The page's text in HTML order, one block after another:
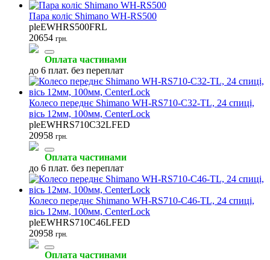
(8)
Інструмент для шатунів
(7)
Замки та піни ланцюгів
(4)
Запчастини до педалей
(4)
Конусні ключі
Пара коліс Shimano WH-RS500
pleEWHRS500FRL
20654 грн.
Оплата частинами
до 6 плат. без переплат
Колесо переднє Shimano WH-RS710-C32-TL, 24 спиці,
вісь 12мм, 100мм, CenterLock
pleEWHRS710C32LFED
20958 грн.
Оплата частинами
до 6 плат. без переплат
Колесо переднє Shimano WH-RS710-C46-TL, 24 спиці,
вісь 12мм, 100мм, CenterLock
pleEWHRS710C46LFED
20958 грн.
Оплата частинами